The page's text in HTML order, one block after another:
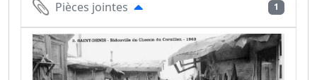
Pièces jointes 1